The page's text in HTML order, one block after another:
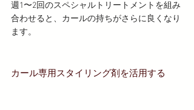
週1〜2回のスペシャルトリートメントを組み
合わせると、カールの持ちがさらに良くなり
ます。
カール専用スタイリング剤を活用する